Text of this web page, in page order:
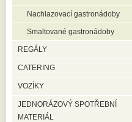
Nachlazovací gastronádoby
Smaltované gastronádoby
REGÁLY
CATERING
VOZÍKY
JEDNORÁZOVÝ SPOTŘEBNÍ
MATERIÁL